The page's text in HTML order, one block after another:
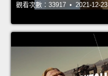
觀看次數：33917 • 2021-12-23